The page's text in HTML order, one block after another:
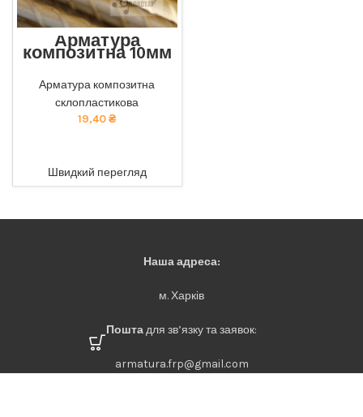
Арматура
композитна 10мм
довговічність: наша
композитна арматура
забезпечує найкращу якість
за доступною ціною. тел
Арматура композитна
склопластикова
19,40₴
Швидкий перегляд
Наша адреса:
м. Харків
Поштадля зв’язку та заявок:
armatura.frp@gmail.com